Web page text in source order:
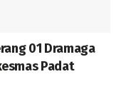
01 Dramaga
Padat